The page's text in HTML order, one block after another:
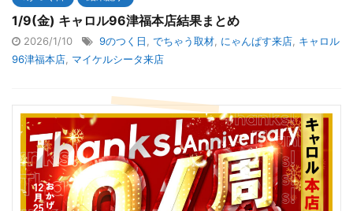
1/9(金) キャロル96津福本店結果まとめ
2026/1/10 9のつく日 でちゃう取材 にゃんぱす来店 キャロル
96津福本店 マイケルシータ来店